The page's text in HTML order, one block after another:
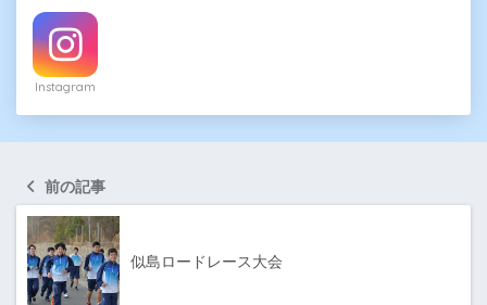
Instagram
前の記事
似島ロードレース大会